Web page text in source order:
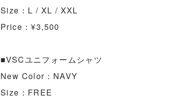
Size：L / XL / XXL
Price：¥3,500
■VSCユニフォームシャツ
New Color：NAVY
Size：FREE